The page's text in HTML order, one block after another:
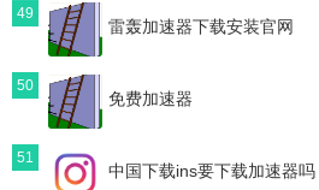
49
雷轰加速器下载安装官网
50
免费加速器
51
中国下载ins要下载加速器吗